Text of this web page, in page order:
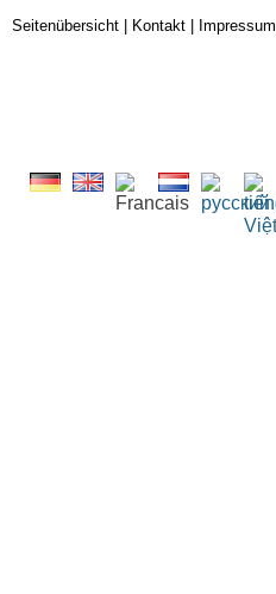
Seitenübersicht| Kontakt| Impressum